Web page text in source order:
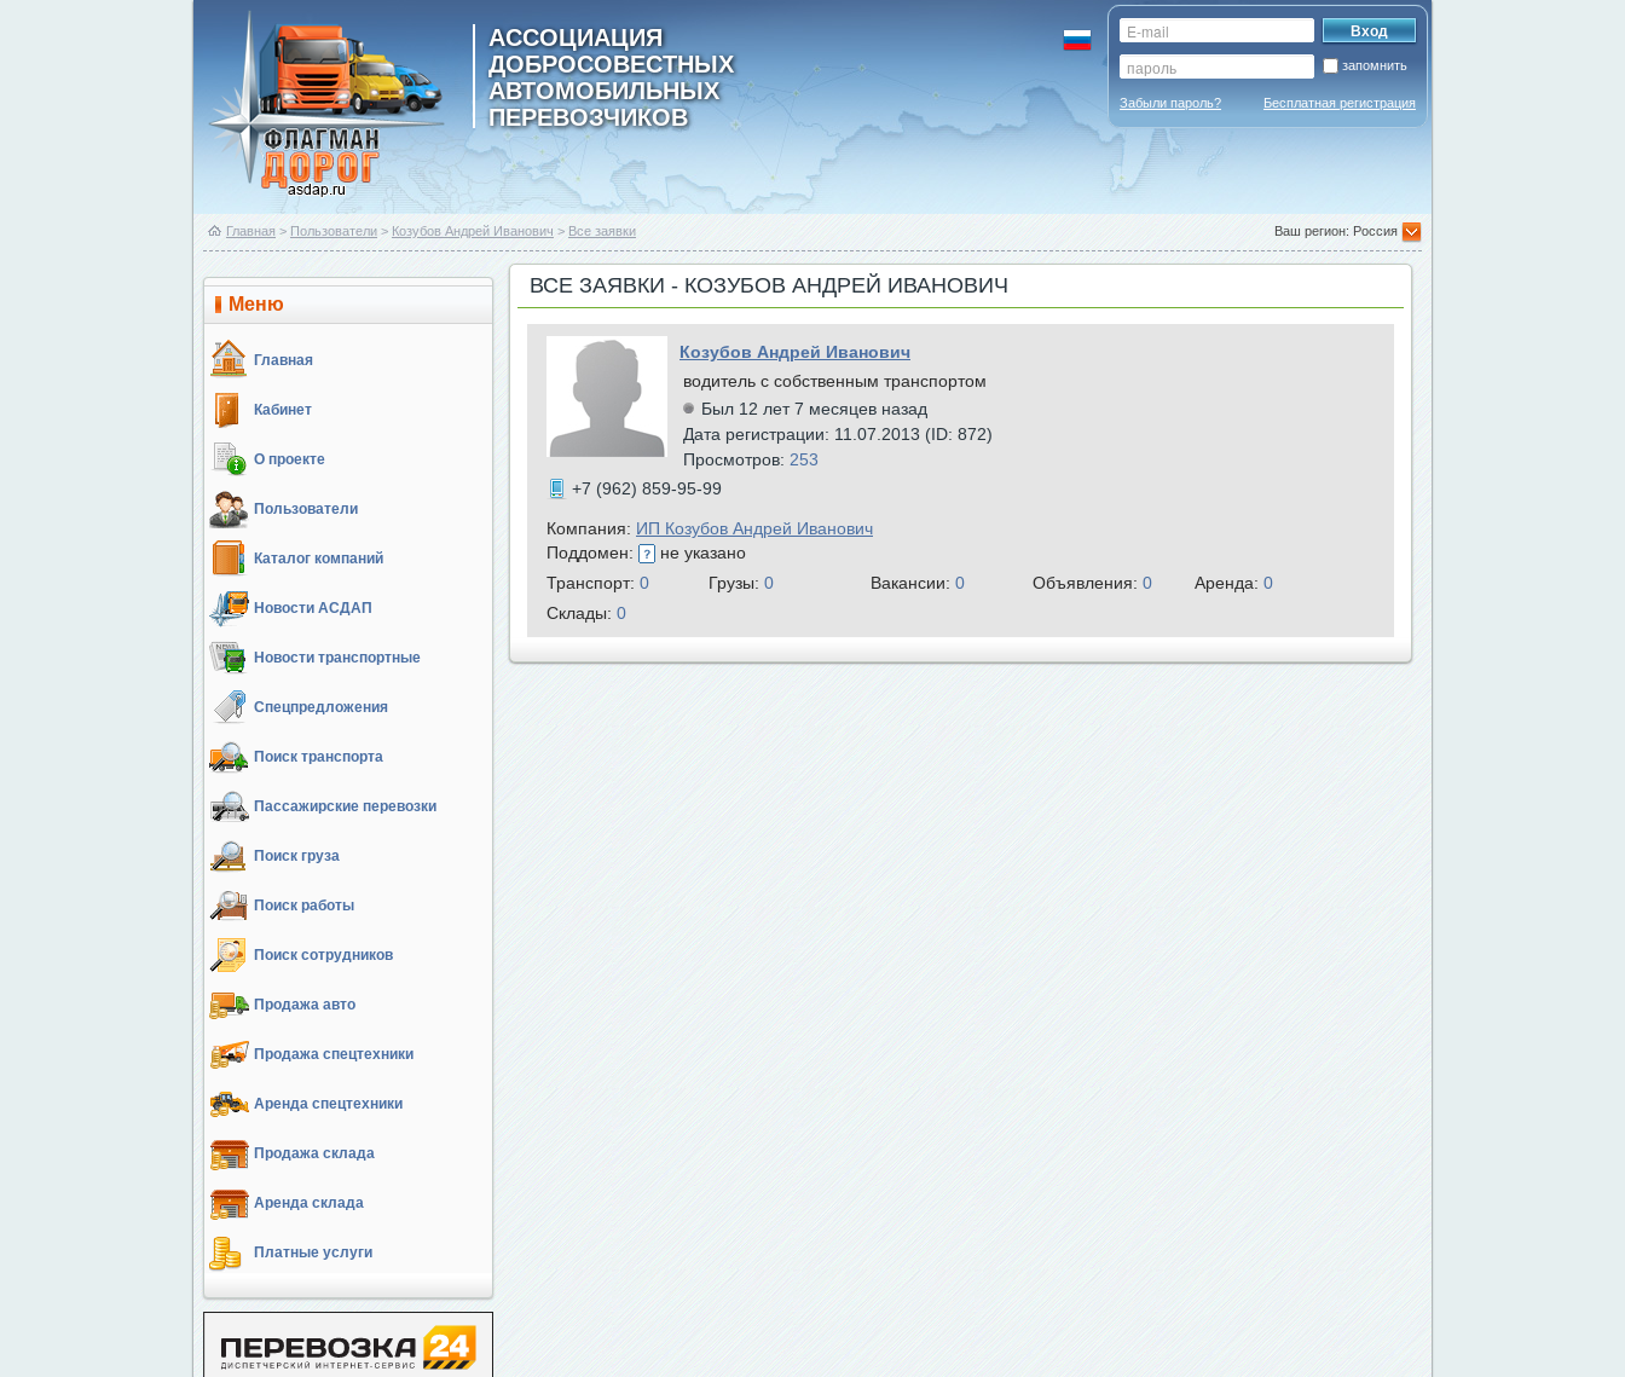
АССОЦИАЦИЯ
ДОБРОСОВЕСТНЫХ
АВТОМОБИЛЬНЫХ
ПЕРЕВОЗЧИКОВ
запомнить
Забыли пароль? Бесплатная регистрация
Главная > Пользователи > Козубов Андрей Иванович > Все заявки Ваш регион: Россия
Меню
Главная
Кабинет
О проекте
Пользователи
Каталог компаний
Новости АСДАП
Новости транспортные
Спецпредложения
Поиск транспорта
Пассажирские перевозки
Поиск груза
Поиск работы
Поиск сотрудников
Продажа авто
Продажа спецтехники
Аренда спецтехники
Продажа склада
Аренда склада
Платные услуги
ВСЕ ЗАЯВКИ - КОЗУБОВ АНДРЕЙ ИВАНОВИЧ
Козубов Андрей Иванович
водитель с собственным транспортом
Был 12 лет 7 месяцев назад
Дата регистрации: 11.07.2013 (ID: 872)
Просмотров: 253
+7 (962) 859-95-99
Компания: ИП Козубов Андрей Иванович
Поддомен:
не указано
Транспорт: 0 Грузы: 0 Вакансии: 0 Объявления: 0 Аренда: 0
Склады: 0